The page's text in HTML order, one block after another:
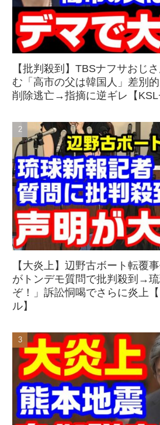
【批判殺到】TBSナフサおじ
む「高市の父は韓国人」差別
削除逃亡→指摘に逆ギレ【KSL
【大炎上】辺野古ボート転覆
がトンデモ質問で批判殺到→
ぞ！」訴訟恫喝でさらに炎上
ル】